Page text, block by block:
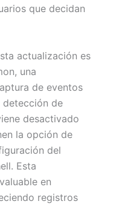
que decidan
actualización es
una
de eventos
detección de
desactivado
la opción de
del
Esta
en
registros